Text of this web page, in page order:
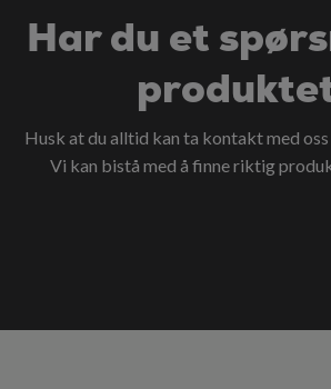
Har du et
Husk at du alltid kan ta kontakt med oss
Vi kan bistå med å finne riktig